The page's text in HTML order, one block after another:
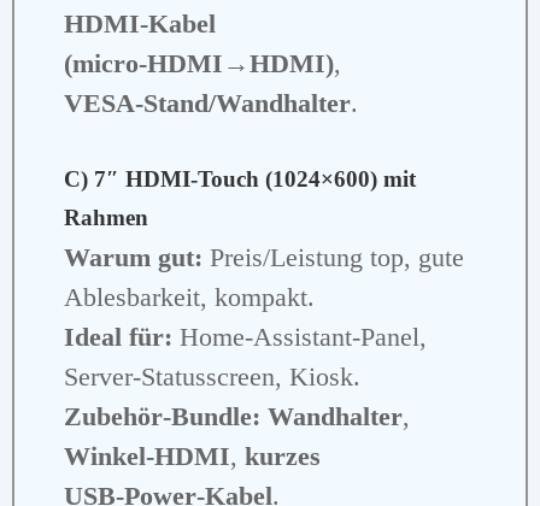
HDMI‑Kabel
(micro‑HDMI→HDMI),
VESA‑Stand/Wandhalter.
C) 7″ HDMI‑Touch (1024×600) mit
Rahmen
Warum gut: Preis/Leistung top, gute
Ablesbarkeit, kompakt.
Ideal für: Home‑Assistant‑Panel,
Server‑Statusscreen, Kiosk.
Zubehör‑Bundle: Wandhalter,
Winkel‑HDMI, kurzes
USB‑Power‑Kabel.